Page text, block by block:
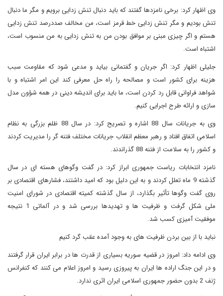
وی اظهار کرد: برخی نامزدها گفتند که باید دنبال تنش زدایی برویم و مگر ما دنبال
تنش بودیم و مگر تنش زدایی خط قرمز است، من مخالف صددرصد تنش زدایی
هستم و اگر چیزی مبنی بر موافق بودن من به تنش زدایی به من منسوب است،
اشتباه است.
جلیلی اظهار کرد: اگر جریان و گفتمانی بیاید و مدعی شود که مقاومت سبب
هزینه برای کشور است و مصالحه را راه حل معرفی کند این امر اشتباه و با
شواهد فراوانی قابل رد کردن است، ما باید برای اندیشه دینی در همه شؤون مدل
سازی و ارائه طرح اجرایی کنیم.
وی به جریانات سال 88 اشاره و تصریح کرد: در سال 88 ظلم بزرگی به نظام
اسلامی اتفاق افتاد و رهبر معظم انقلاب جریانات مختلف فتنه گر را مدیریت کردند
و کشور را به سلامت از فتنه 88 گذراندند.
نامزد انتخابات ریاست جمهوری ابراز کرد: در گفت وگوهای هسته ای در سال
گذشته 9 ماه تعلل کردند و به این دلیل بود که امید داشتند، فشارهای اقتصادی بر
روی گفت وگوها تأثیر بگذارد، از سال گذشته کمیته اقتصادی در شورای امنیت
ملی شکل گرفت و ظرفیت ها و تهدیدها بررسی شد و در آلماتی 1 نتیجه
موفقیت آمیزی کسب شد.
نباید با از بین بردن ظرفیت های به وجود آمده عقب گرد کنیم
وی ادامه داد: امروز در قضیه سوریه بسیاری از قدرت ها در برابر ایران قرار گرفتند
و در این جنگ اراده ها ایران به پیروزی رسید و امروز اعلام می کنند که کنفرانس
ژنف 2 بدون حضور جمهوری اسلامی ایران اثری ندارد.